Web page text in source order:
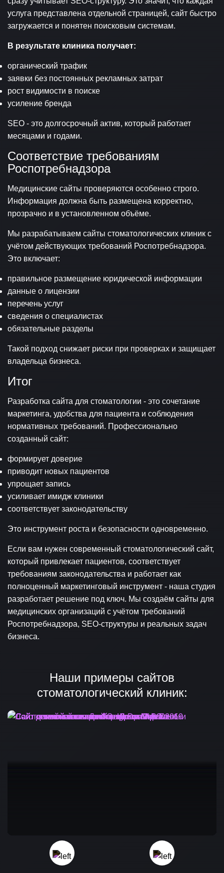
услуга представлена отдельной страницей, сайт быстро
загружается и понятен поисковым системам.
В результате клиника получает:
органический трафик
заявки без постоянных рекламных затрат
рост видимости в поиске
усиление бренда
SEO - это долгосрочный актив, который работает
месяцами и годами.
Соответствие требованиям
Роспотребнадзора
Медицинские сайты проверяются особенно строго.
Информация должна быть размещена корректно,
прозрачно и в установленном объёме.
Мы разрабатываем сайты стоматологических клиник с
учётом действующих требований Роспотребнадзора.
Это включает:
правильное размещение юридической информации
данные о лицензии
перечень услуг
сведения о специалистах
обязательные разделы
Такой подход снижает риски при проверках и защищает
владельца бизнеса.
Итог
Разработка сайта для стоматологии - это сочетание
маркетинга, удобства для пациента и соблюдения
нормативных требований. Профессионально
созданный сайт:
формирует доверие
приводит новых пациентов
упрощает запись
усиливает имидж клиники
соответствует законодательству
Это инструмент роста и безопасности одновременно.
Если вам нужен современный стоматологический сайт,
который привлекает пациентов, соответствует
требованиям законодательства и работает как
полноценный маркетинговый инструмент - наша студия
разработает решение под ключ. Мы создаём сайты для
медицинских организаций с учётом требований
Роспотребнадзора, SEO-структуры и реальных задач
бизнеса.
Наши примеры сайтов
стоматологический клиник: